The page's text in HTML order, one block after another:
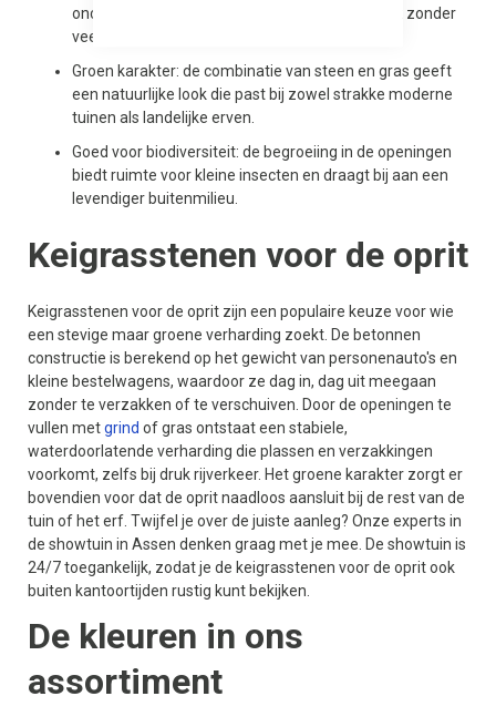
ondergrond zorgt voor jarenlang stabiel gebruik zonder
veel ingrijpen.
Groen karakter: de combinatie van steen en gras geeft
een natuurlijke look die past bij zowel strakke moderne
tuinen als landelijke erven.
Goed voor biodiversiteit: de begroeiing in de openingen
biedt ruimte voor kleine insecten en draagt bij aan een
levendiger buitenmilieu.
Keigrasstenen voor de oprit
Keigrasstenen voor de oprit zijn een populaire keuze voor wie
een stevige maar groene verharding zoekt. De betonnen
constructie is berekend op het gewicht van personenauto's en
kleine bestelwagens, waardoor ze dag in, dag uit meegaan
zonder te verzakken of te verschuiven. Door de openingen te
vullen metgrind of gras ontstaat een stabiele,
waterdoorlatende verharding die plassen en verzakkingen
voorkomt, zelfs bij druk rijverkeer. Het groene karakter zorgt er
bovendien voor dat de oprit naadloos aansluit bij de rest van de
tuin of het erf. Twijfel je over de juiste aanleg? Onze experts in
de showtuin in Assen denken graag met je mee. De showtuin is
24/7 toegankelijk, zodat je de keigrasstenen voor de oprit ook
buiten kantoortijden rustig kunt bekijken.
De kleuren in ons
assortiment